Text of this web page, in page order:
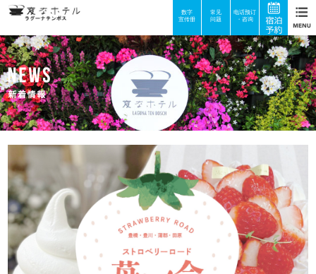
常见
问题
电话预订
・咨询
数字
宣传册